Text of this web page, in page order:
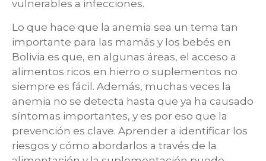
vulnerables a infecciones.
Lo que hace que la anemia sea un tema tan
importante para las mamás y los bebés en
Bolivia es que, en algunas áreas, el acceso a
alimentos ricos en hierro o suplementos no
siempre es fácil. Además, muchas veces la
anemia no se detecta hasta que ya ha causado
síntomas importantes, y es por eso que la
prevención es clave. Aprender a identificar los
riesgos y cómo abordarlos a través de la